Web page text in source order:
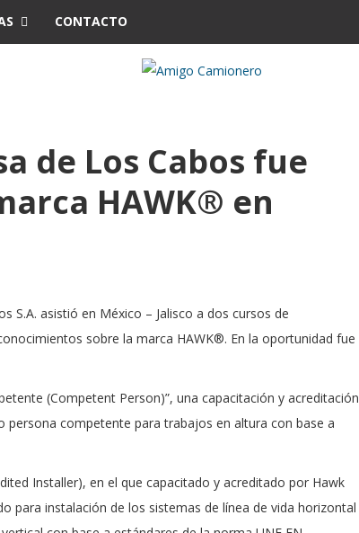
CONTACTO
de Los Cabos fue
HAWK® en
S.A. asistió en México – Jalisco a dos cursos de
sobre la marca HAWK®. En la oportunidad fue
(Competent Person)”, una capacitación y acreditación
persona competente para trabajos en altura con base a
Installer), en el que capacitado y acreditado por Hawk
para instalación de los sistemas de línea de vida horizontal